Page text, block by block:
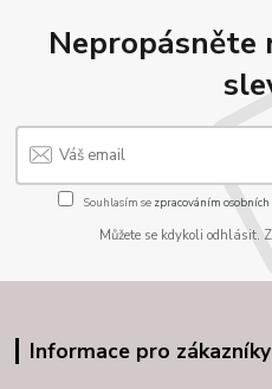
Nepropásněte
Souhlasím se zpracováním
Můžete se kdykoli odhlásit.
Informace pro zákazníky